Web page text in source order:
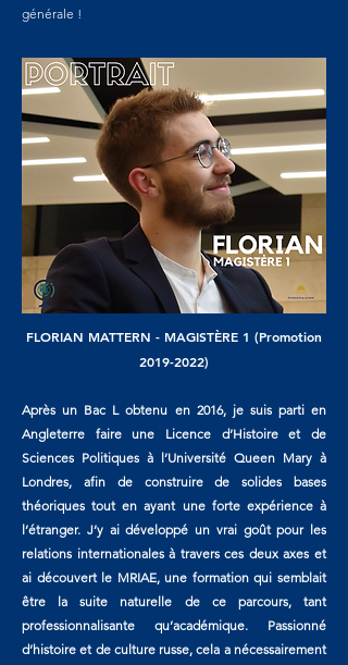
générale !
FLORIAN MATTERN - MAGISTÈRE 1 (Promotion
2019-2022)
Après un Bac L obtenu en 2016, je suis parti en
Angleterre faire une Licence d’Histoire et de
Sciences Politiques à l’Université Queen Mary à
Londres, afin de construire de solides bases
théoriques tout en ayant une forte expérience à
l’étranger. J’y ai développé un vrai goût pour les
relations internationales à travers ces deux axes et
ai découvert le MRIAE, une formation qui semblait
être la suite naturelle de ce parcours, tant
professionnalisante qu’académique. Passionné
d’histoire et de culture russe, cela a nécessairement